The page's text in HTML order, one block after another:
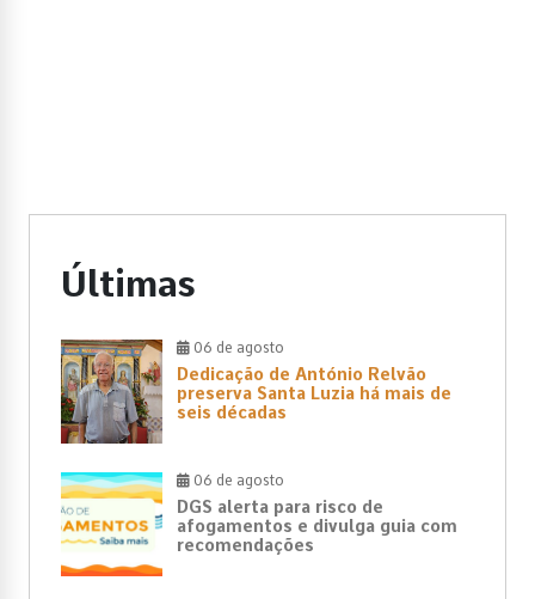
Últimas
06 de agosto
Dedicação de António Relvão
preserva Santa Luzia há mais de
seis décadas
06 de agosto
DGS alerta para risco de
afogamentos e divulga guia com
recomendações